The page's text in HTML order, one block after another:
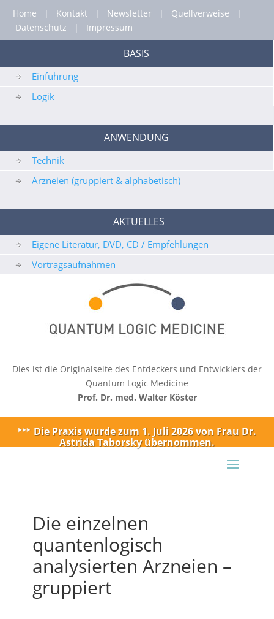
Home | Kontakt| Newsletter| Quellverweise |
Datenschutz | Impressum
BASIS
Einführung
Logik
ANWENDUNG
Technik
Arzneien (gruppiert & alphabetisch)
AKTUELLES
Eigene Literatur, DVD, CD / Empfehlungen
Vortragsaufnahmen
Dies ist die Originalseite des Entdeckers und Entwicklers der
Quantum Logic Medicine
Prof. Dr. med. Walter Köster
Die Praxis wurde zum 1. Juli 2026 von Frau Dr.
Astrida Taborsky übernommen.
Die einzelnen
quantenlogisch
analysierten Arzneien –
gruppiert